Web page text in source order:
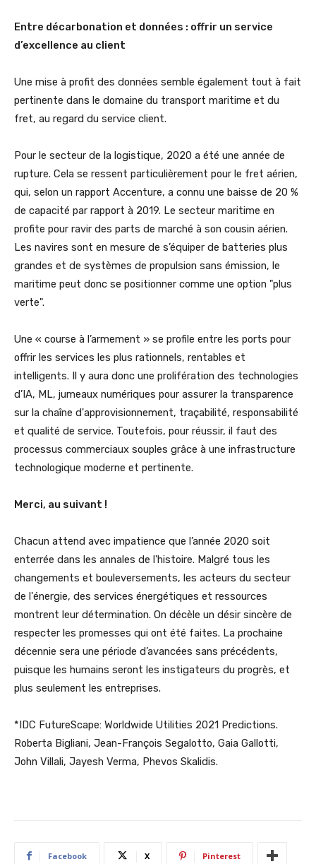
Entre décarbonation et données : offrir un service
d’excellence au client
Une mise à profit des données semble également tout à fait
pertinente dans le domaine du transport maritime et du
fret, au regard du service client.
Pour le secteur de la logistique, 2020 a été une année de
rupture. Cela se ressent particulièrement pour le fret aérien,
qui, selon un rapport Accenture, a connu une baisse de 20 %
de capacité par rapport à 2019. Le secteur maritime en
profite pour ravir des parts de marché à son cousin aérien.
Les navires sont en mesure de s’équiper de batteries plus
grandes et de systèmes de propulsion sans émission, le
maritime peut donc se positionner comme une option "plus
verte".
Une « course à l’armement » se profile entre les ports pour
offrir les services les plus rationnels, rentables et
intelligents. Il y aura donc une prolifération des technologies
d’IA, ML, jumeaux numériques pour assurer la transparence
sur la chaîne d'approvisionnement, traçabilité, responsabilité
et qualité de service. Toutefois, pour réussir, il faut des
processus commerciaux souples grâce à une infrastructure
technologique moderne et pertinente.
Merci, au suivant !
Chacun attend avec impatience que l’année 2020 soit
enterrée dans les annales de l'histoire. Malgré tous les
changements et bouleversements, les acteurs du secteur
de l'énergie, des services énergétiques et ressources
montrent leur détermination. On décèle un désir sincère de
respecter les promesses qui ont été faites. La prochaine
décennie sera une période d’avancées sans précédents,
puisque les humains seront les instigateurs du progrès, et
plus seulement les entreprises.
*IDC FutureScape: Worldwide Utilities 2021 Predictions.
Roberta Bigliani, Jean-François Segalotto, Gaia Gallotti,
John Villali, Jayesh Verma, Phevos Skalidis.
Facebook X Pinterest